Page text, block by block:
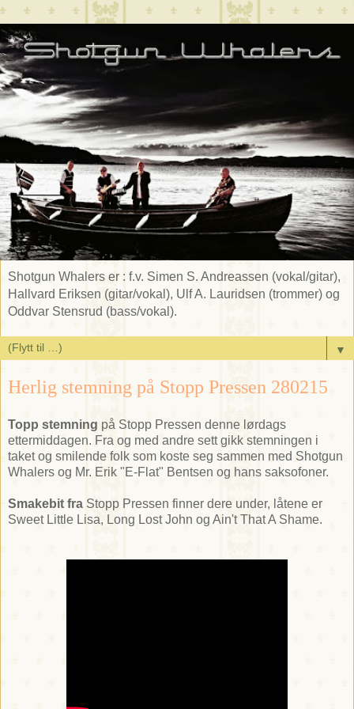
Shotgun Whalers er : f.v. Simen S. Andreassen (vokal/gitar),
Hallvard Eriksen (gitar/vokal), Ulf A. Lauridsen (trommer) og
Oddvar Stensrud (bass/vokal).
▼
Herlig stemning på Stopp Pressen 280215
Topp stemning på Stopp Pressen denne lørdags
ettermiddagen. Fra og med andre sett gikk stemningen i
taket og smilende folk som koste seg sammen med Shotgun
Whalers og Mr. Erik "E-Flat" Bentsen og hans saksofoner.
Smakebit fra Stopp Pressen finner dere under, låtene er
Sweet Little Lisa, Long Lost John og Ain't That A Shame.